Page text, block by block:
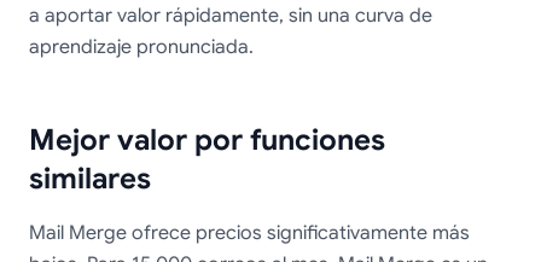
a aportar valor rápidamente, sin una curva de
aprendizaje pronunciada.
Mejor valor por funciones
similares
Mail Merge ofrece precios significativamente más